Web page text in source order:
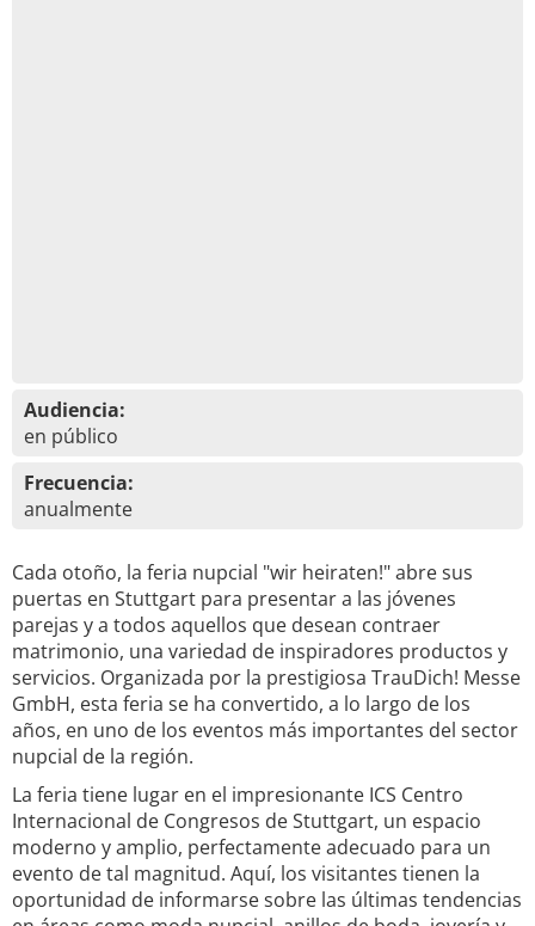
Audiencia:
en público
Frecuencia:
anualmente
Cada otoño, la feria nupcial "wir heiraten!" abre sus
puertas en Stuttgart para presentar a las jóvenes
parejas y a todos aquellos que desean contraer
matrimonio, una variedad de inspiradores productos y
servicios. Organizada por la prestigiosa TrauDich! Messe
GmbH, esta feria se ha convertido, a lo largo de los
años, en uno de los eventos más importantes del sector
nupcial de la región.
La feria tiene lugar en el impresionante ICS Centro
Internacional de Congresos de Stuttgart, un espacio
moderno y amplio, perfectamente adecuado para un
evento de tal magnitud. Aquí, los visitantes tienen la
oportunidad de informarse sobre las últimas tendencias